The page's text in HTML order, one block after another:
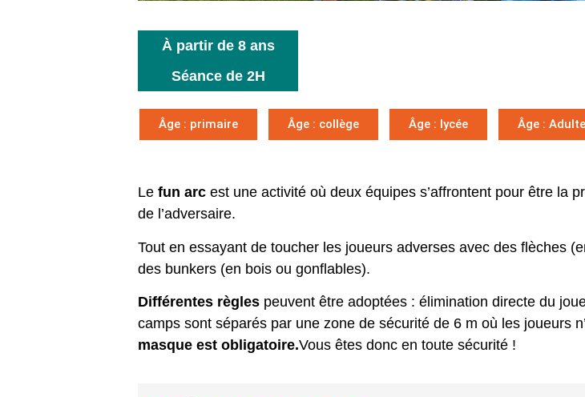
À partir de 8 ans
Séance de 2H
Âge : primaire Âge : collège Âge : lycée Âge : Adulte
Le fun arc est une activité où deux équipes s’affrontent pour être la
de l’adversaire.
Tout en essayant de toucher les joueurs adverses avec des flèches
des bunkers (en bois ou gonflables).
Différentes règles peuvent être adoptées : élimination directe du
camps sont séparés par une zone de sécurité de 6 m où les joueurs
masque est obligatoire.Vous êtes donc en toute sécurité !